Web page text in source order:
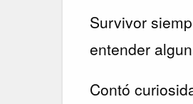
Survivor
entender
Contó